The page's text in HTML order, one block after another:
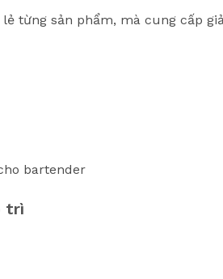
từng sản phẩm, mà cung cấp
bartender
trì